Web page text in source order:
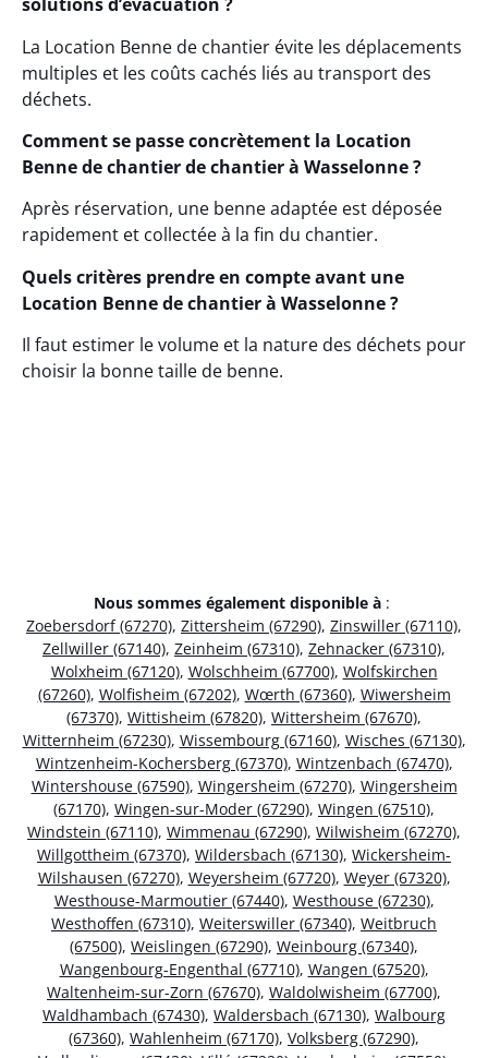
La Location Benne de chantier évite les déplacements
multiples et les coûts cachés liés au transport des
déchets.
Comment se passe concrètement la Location
Benne de chantier de chantier à Wasselonne ?
Après réservation, une benne adaptée est déposée
rapidement et collectée à la fin du chantier.
Quels critères prendre en compte avant une
Location Benne de chantier à Wasselonne ?
Il faut estimer le volume et la nature des déchets pour
choisir la bonne taille de benne.
Nous sommes également disponible à :
Zoebersdorf (67270), Zittersheim (67290), Zinswiller (67110),
Zellwiller (67140), Zeinheim (67310), Zehnacker (67310),
Wolxheim (67120), Wolschheim (67700), Wolfskirchen
(67260), Wolfisheim (67202), Wœrth (67360), Wiwersheim
(67370), Wittisheim (67820), Wittersheim (67670),
Witternheim (67230), Wissembourg (67160), Wisches (67130),
Wintzenheim-Kochersberg (67370), Wintzenbach (67470),
Wintershouse (67590), Wingersheim (67270), Wingersheim
(67170), Wingen-sur-Moder (67290), Wingen (67510),
Windstein (67110), Wimmenau (67290), Wilwisheim (67270),
Willgottheim (67370), Wildersbach (67130), Wickersheim-
Wilshausen (67270), Weyersheim (67720), Weyer (67320),
Westhouse-Marmoutier (67440), Westhouse (67230),
Westhoffen (67310), Weiterswiller (67340), Weitbruch
(67500), Weislingen (67290), Weinbourg (67340),
Wangenbourg-Engenthal (67710), Wangen (67520),
Waltenheim-sur-Zorn (67670), Waldolwisheim (67700),
Waldhambach (67430), Waldersbach (67130), Walbourg
(67360), Wahlenheim (67170), Volksberg (67290),